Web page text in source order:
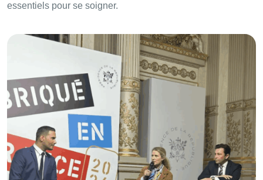
essentiels pour se soigner.